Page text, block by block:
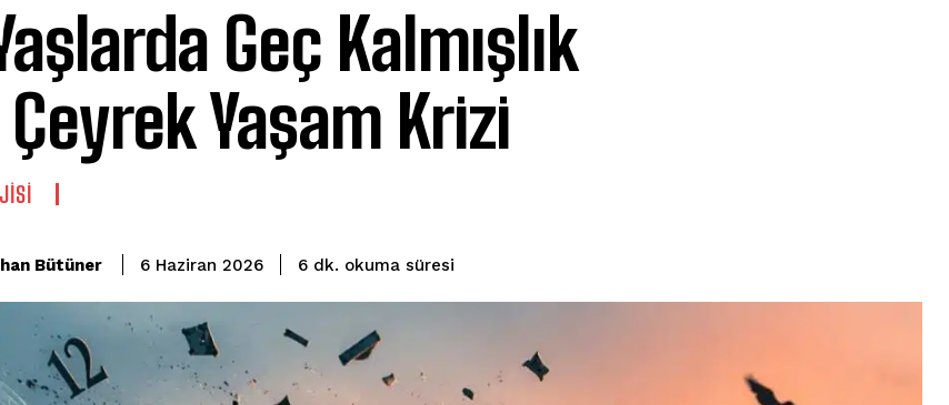
Geç Kalmışlık
Yaşam Krizi
Bütüner 6 Haziran 2026 6 dk. okuma süresi